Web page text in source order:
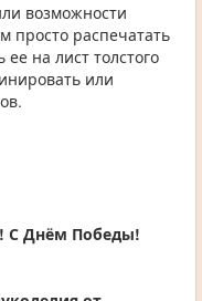
возможности
просто распечатать
на лист толстого
или
С Днём Победы!